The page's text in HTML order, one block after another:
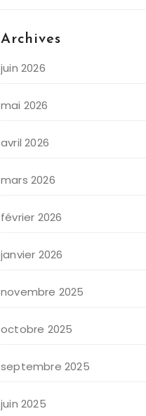
Archives
juin 2026
mai 2026
avril 2026
mars 2026
février 2026
janvier 2026
novembre 2025
octobre 2025
septembre 2025
juin 2025